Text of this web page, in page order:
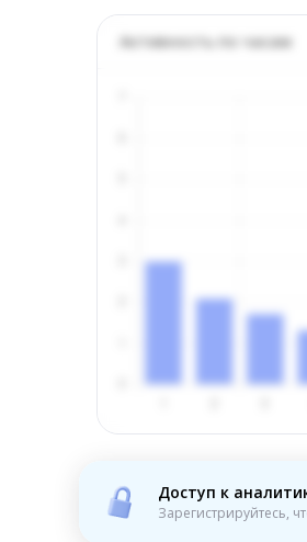
Активность по часам
Доступ к
Зарегистрируйтесь,